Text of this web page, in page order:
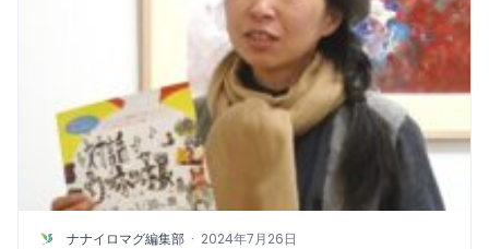
N ナナイロマグ編集部 · 2024年7月26日